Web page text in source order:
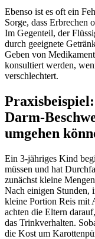
Ebenso ist es oft ein
Sorge, dass Erbrechen
Im Gegenteil, der
durch geeignete
Geben von
konsultiert werden,
verschlechtert.
Darm-
umgehen
Ein 3-jähriges Kind
müssen und hat
zunächst kleine
Nach einigen Stunden,
kleine Portion Reis mit
achten die Eltern
das Trinkverhalten.
die Kost um